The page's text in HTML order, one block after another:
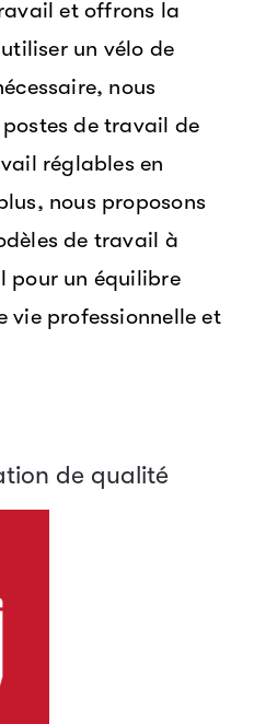
et offrons la
un vélo de
nous
de travail de
réglables en
nous proposons
de travail à
pour un équilibre
vie professionnelle et
de qualité